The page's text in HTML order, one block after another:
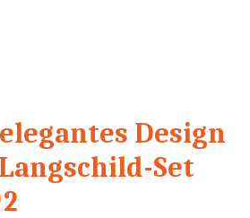
Design
Set